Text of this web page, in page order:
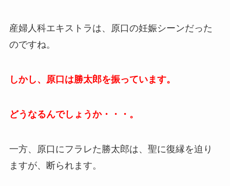
産婦人科エキストラは、原口の妊娠シーンだった
のですね。
しかし、原口は勝太郎を振っています。
どうなるんでしょうか・・・。
一方、原口にフラレた勝太郎は、聖に復縁を迫り
ますが、断られます。